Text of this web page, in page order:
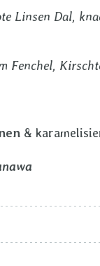
Linsen Dal,
Fenchel,
&